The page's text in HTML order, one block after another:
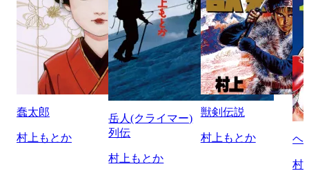
蠢太郎
村上もとか
岳人(クライマー)
列伝
村上もとか
獣剣伝説
村上もとか ヘ
村